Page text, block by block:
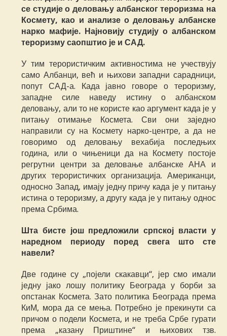
се студије о деловању албанског тероризма на
Космету, као и анализе о деловању албанске
нарко мафије. Најновију студију о албанском
тероризму саопштио је и САД.
У тим терористичким активностима не учествују
само Албанци, већ и њихови западни сарадници,
попут САД-а. Када јавно говоре о тероризму,
западне силе наведу истину о албанском
деловању, али то не користе као аргумент када је у
питању отимање Космета. Сви они заједно
направили су на Космету нарко-центре, а да не
говоримо од деловању вехабија последњих
година, или о чињеници да на Космету постоје
регрутни центри за деловање албанске АНА и
других терористичких организација. Американци,
односно Запад, имају једну причу када је у питању
истина о тероризму, а другу када је у питању однос
према Србима.
Шта бисте још предложили српској власти у
наредном периоду поред свега што сте
навели?
Две године су „појели скакавци“, јер смо имали
једну јако лошу политику Београда у борби за
опстанак Космета. Зато политика Београда према
КиМ, мора да се мења. Потребно је прекинути са
причом о подели Космета, и не треба Србе гурати
према „казану Приштине“ и њихових тзв.